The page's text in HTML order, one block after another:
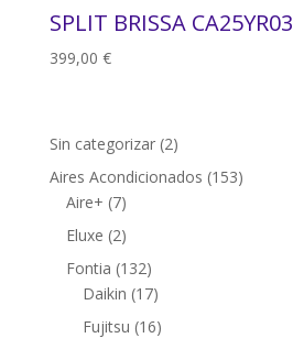
hasta
SPLIT BRISSA CA25YR03
399,00 €
Sin categorizar 22
productos
Aires Acondicionados 153153
Aire+ 77
productos
Eluxe 22
productos
Fontia 132132
productos
Daikin 1717
productos
Fujitsu 1616